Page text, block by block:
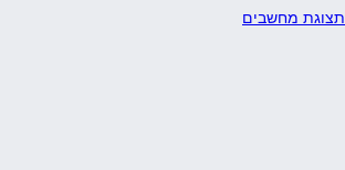
תצוגת מחשבים